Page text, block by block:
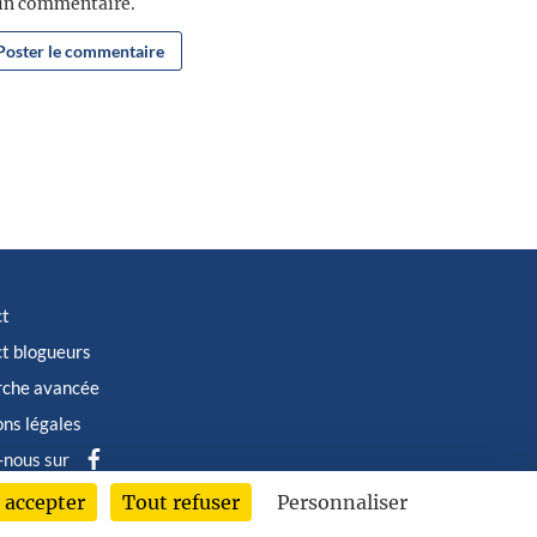
blogueurs
avancée
légales
sur
© Albin Michel Imaginaire - Tous droits réservés
Tout refuser Personnaliser